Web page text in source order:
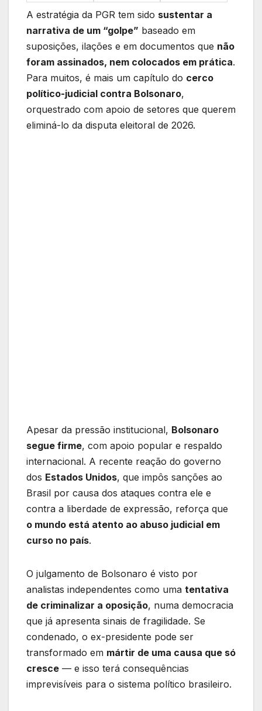
A estratégia da PGR tem sido sustentar a
narrativa de um “golpe” baseado em
suposições, ilações e em documentos que não
foram assinados, nem colocados em prática.
Para muitos, é mais um capítulo do cerco
político-judicial contra Bolsonaro,
orquestrado com apoio de setores que querem
eliminá-lo da disputa eleitoral de 2026.
Apesar da pressão institucional, Bolsonaro
segue firme, com apoio popular e respaldo
internacional. A recente reação do governo
dos Estados Unidos, que impôs sanções ao
Brasil por causa dos ataques contra ele e
contra a liberdade de expressão, reforça que
o mundo está atento ao abuso judicial em
curso no país.
O julgamento de Bolsonaro é visto por
analistas independentes como uma tentativa
de criminalizar a oposição, numa democracia
que já apresenta sinais de fragilidade. Se
condenado, o ex-presidente pode ser
transformado em mártir de uma causa que só
cresce — e isso terá consequências
imprevisíveis para o sistema político brasileiro.